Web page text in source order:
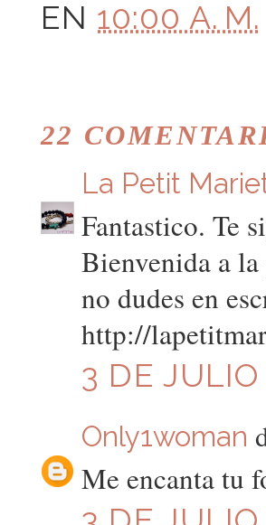
EN 10:00 A. M.
22
La Petit
Fantastico. Te
Bienvenida a
no dudes en
http://
3 DE
Only1woman
Me encanta tu